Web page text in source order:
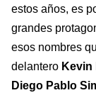
estos años, es
grandes
esos nombres
delantero Kevin
Diego Pablo